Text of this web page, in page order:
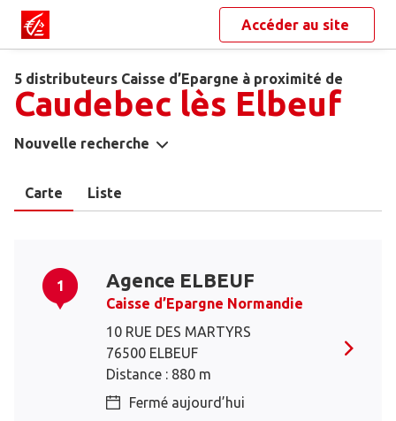
Accéder au site
5 distributeurs Caisse d’Epargne à proximité de
Caudebec lès Elbeuf
Nouvelle recherche
Carte Liste
1 Agence ELBEUF
Caisse d’Epargne Normandie
10 RUE DES MARTYRS
76500 ELBEUF
Distance : 880 m
Fermé aujourd’hui